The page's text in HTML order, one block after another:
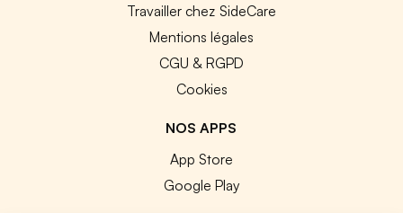
Travailler chez SideCare
Mentions légales
CGU & RGPD
Cookies
NOS APPS
App Store
Google Play